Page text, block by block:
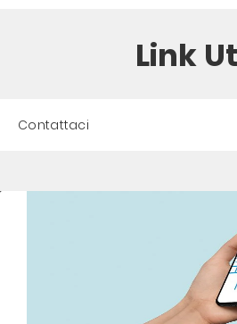
Link
Contattaci